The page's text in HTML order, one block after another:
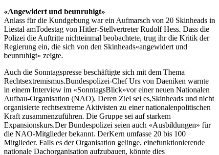
«Angewidert und beunruhigt»
Anlass für die Kundgebung war ein Aufmarsch von 20 Skinheads in
Liestal amTodestag von Hitler-Stellvertreter Rudolf Hess. Dass die
Polizei die Auftritte nichteinmal beobachtete, trug ihr die Kritik der
Regierung ein, die sich von den Skinheads«angewidert und
beunruhigt» zeigte.
Auch die Sonntagspresse beschäftigte sich mit dem Thema
Rechtsextremismus.Bundespolizei-Chef Urs von Daeniken warnte
in einem Interview im «SonntagsBlick»vor einer neuen Nationalen
Aufbau-Organisation (NAO). Deren Ziel sei es,Skinheads und nicht
organisierte rechtsextreme Aktivisten zu einer nationalenpolitischen
Kraft zusammenzuführen. Die Gruppe sei auf starkem
Expansionskurs.Der Bundespolizei seien auch «Ausbildungen» für
die NAO-Mitglieder bekannt. DerKern umfasse 20 bis 100
Mitglieder. Falls es der Organisation gelinge, einefunktionierende
nationale Dachorganisation aufzubauen, könnte dies